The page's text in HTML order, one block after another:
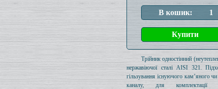
Трійник одностінний
нержавіючої сталі AISI 321.
гільзування існуючого кам’яного
каналу, для комплектації